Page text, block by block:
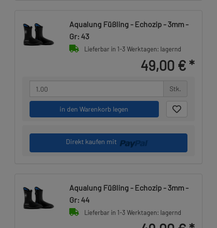
Aqualung Füßling - Echozip - 3mm -
Gr: 43
Lieferbar in 1-3 Werktagen: lagernd
49,00 € *
Stk.
in den Warenkorb legen
Direkt kaufen mit
Aqualung Füßling - Echozip - 3mm -
Gr: 44
Lieferbar in 1-3 Werktagen: lagernd